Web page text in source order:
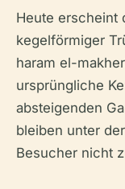
Heute erscheint
kegelförmiger
haram el-
ursprüngliche
absteigenden
bleiben unter
Besucher nicht